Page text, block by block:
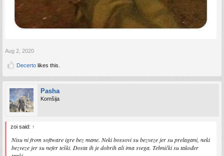
Aug 2, 2020
Decerto likes this.
Pasha
Komšija
zoi said: ↑
Nisu ni from software igre bez mane. Neki bossovi su bezveze jer su prelagani, neki
bezveze jer su nefer teški. Dosta ih je dobrih ali ima svega. Tehnički su također